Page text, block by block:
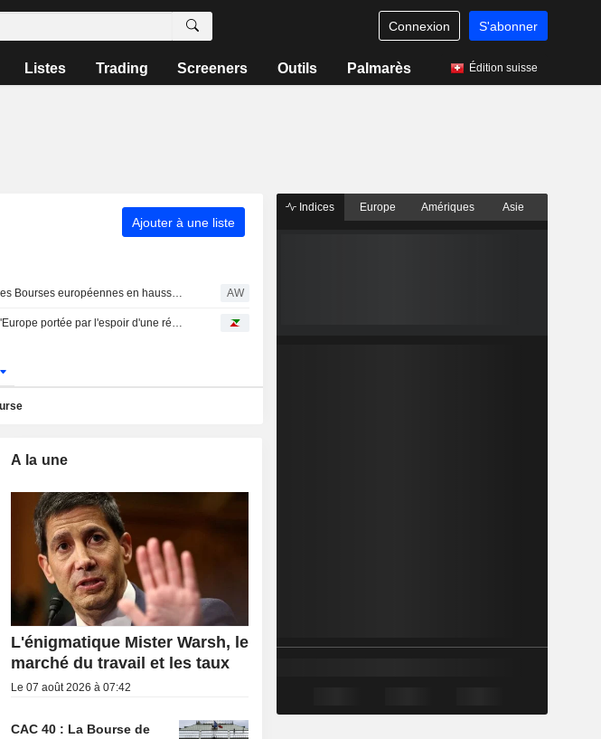
Connexion S'abonner
Listes Trading Screeners Outils Palmarès Édition suisse
Ajouter à une liste
Les Bourses européennes en hausse dans l'attente de l'emploi américain AW
L'Europe portée par l'espoir d'une réouverture d'Ormuz, Eutelsat chute
A la une
L'énigmatique Mister Warsh, le
marché du travail et les taux
Le 07 août 2026 à 07:42
CAC 40 : La Bourse de
Indices Europe Amériques Asie